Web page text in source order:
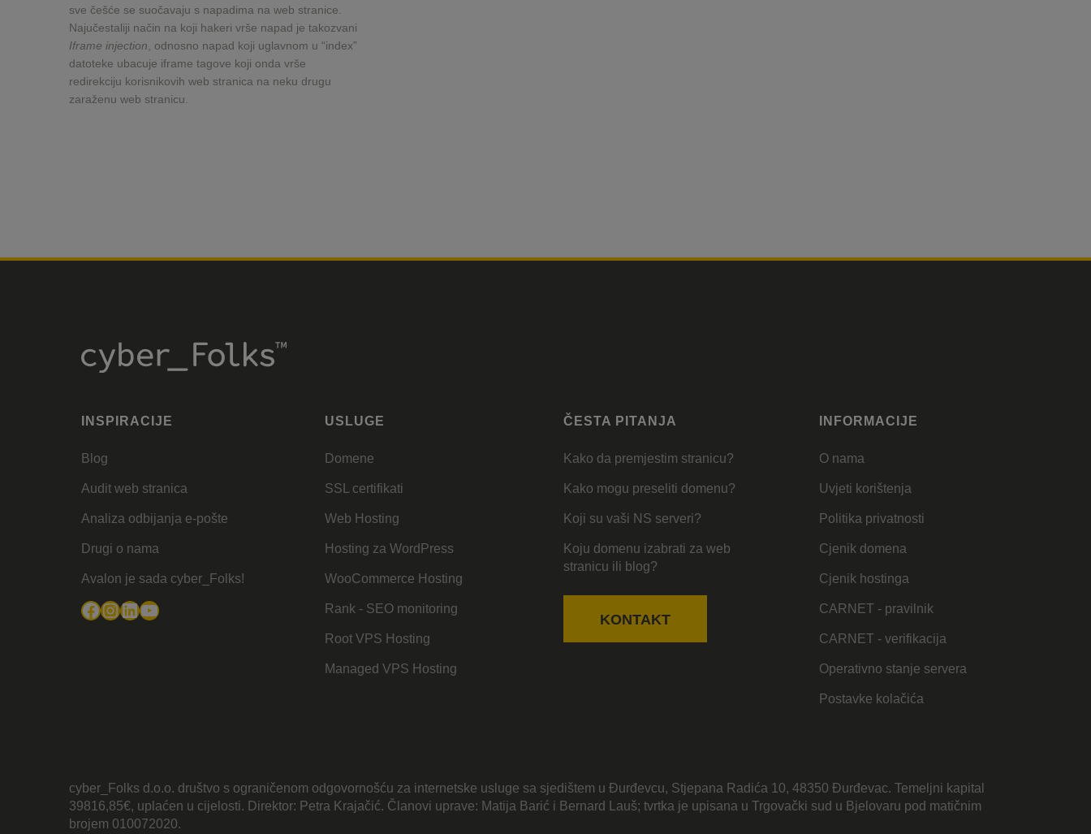
sve češće se suočavaju s napadima na web stranice.
Najučestaliji način na koji hakeri vrše napad je takozvani
Iframe injection , odnosno napad koji uglavnom u “index”
datoteke ubacuje iframe tagove koji onda vrše
redirekciju korisnikovih web stranica na neku drugu
zaraženu web stranicu.
INSPIRACIJE
Blog
Audit web stranica
Analiza odbijanja e-pošte
Drugi o nama
Avalon je sada cyber_Folks!
Facebook
Instagram
LinkedIn
YouTube
USLUGE
Domene
SSL certifikati
Web Hosting
Hosting za WordPress
WooCommerce Hosting
Rank - SEO monitoring
Root VPS Hosting
Managed VPS Hosting
ČESTA PITANJA
Kako da premjestim stranicu?
Kako mogu preseliti domenu?
Koji su vaši NS serveri?
Koju domenu izabrati za web
stranicu ili blog?
KONTAKT
INFORMACIJE
O nama
Uvjeti korištenja
Politika privatnosti
Cjenik domena
Cjenik hostinga
CARNET - pravilnik
CARNET - verifikacija
Operativno stanje servera
Postavke kolačića
cyber_Folks d.o.o. društvo s ograničenom odgovornošću za internetske usluge sa sjedištem u Đurđevcu, Stjepana Radića 10, 48350 Đurđevac. Temeljni kapital
39816,85€, uplaćen u cijelosti. Direktor: Petra Krajačić. Članovi uprave: Matija Barić i Bernard Lauš; tvrtka je upisana u Trgovački sud u Bjelovaru pod matičnim
brojem 010072020.